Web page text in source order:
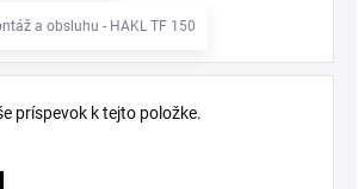
a obsluhu - HAKL TF 150
príspevok k tejto položke.